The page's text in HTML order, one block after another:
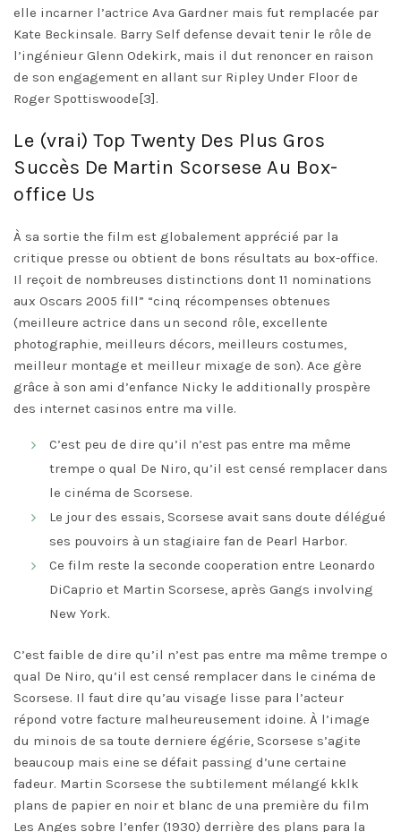
elle incarner l’actrice Ava Gardner mais fut remplacée par
Kate Beckinsale. Barry Self defense devait tenir le rôle de
l’ingénieur Glenn Odekirk, mais il dut renoncer en raison
de son engagement en allant sur Ripley Under Floor de
Roger Spottiswoode[3].
Le (vrai) Top Twenty Des Plus Gros
Succès De Martin Scorsese Au Box-
office Us
À sa sortie the film est globalement apprécié par la
critique presse ou obtient de bons résultats au box-office.
Il reçoit de nombreuses distinctions dont 11 nominations
aux Oscars 2005 fill” “cinq récompenses obtenues
(meilleure actrice dans un second rôle, excellente
photographie, meilleurs décors, meilleurs costumes,
meilleur montage et meilleur mixage de son). Ace gère
grâce à son ami d’enfance Nicky le additionally prospère
des internet casinos entre ma ville.
C’est peu de dire qu’il n’est pas entre ma même
trempe o qual De Niro, qu’il est censé remplacer dans
le cinéma de Scorsese.
Le jour des essais, Scorsese avait sans doute délégué
ses pouvoirs à un stagiaire fan de Pearl Harbor.
Ce film reste la seconde cooperation entre Leonardo
DiCaprio et Martin Scorsese, après Gangs involving
New York.
C’est faible de dire qu’il n’est pas entre ma même trempe o
qual De Niro, qu’il est censé remplacer dans le cinéma de
Scorsese. Il faut dire qu’au visage lisse para l’acteur
répond votre facture malheureusement idoine. À l’image
du minois de sa toute derniere égérie, Scorsese s’agite
beaucoup mais eine se défait passing d’une certaine
fadeur. Martin Scorsese the subtilement mélangé kklk
plans de papier en noir et blanc de una première du film
Les Anges sobre l’enfer (1930) derrière des plans para la